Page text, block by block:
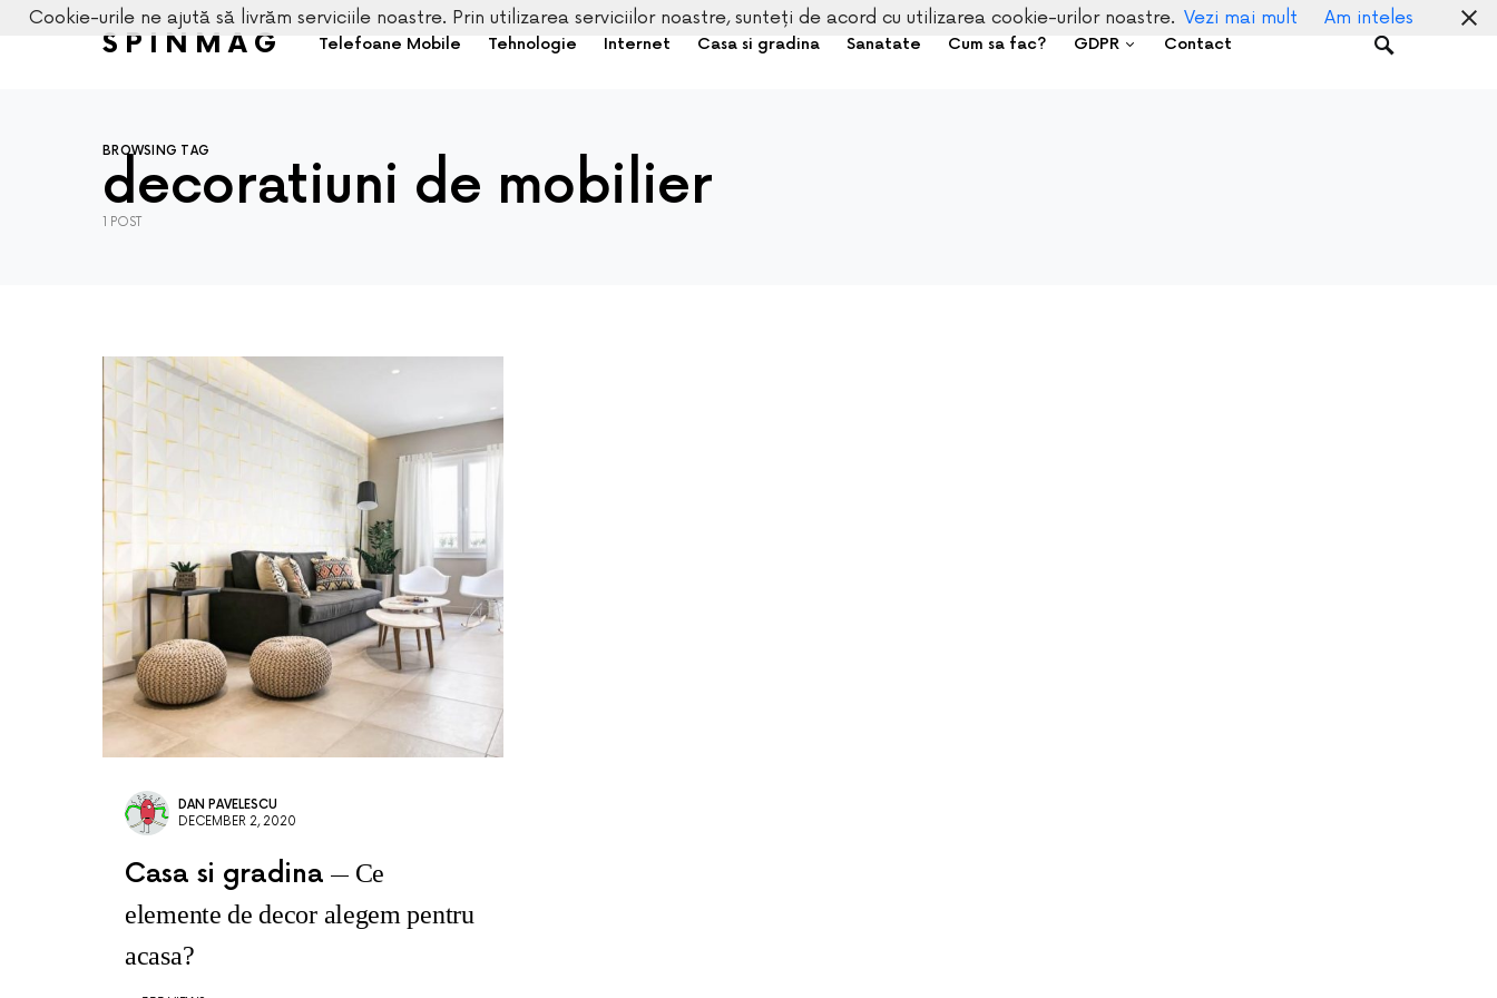
SPINMAG Telefoane Mobile Tehnologie Internet Casa si gradina Sanatate Cum sa fac? GDPR Contact
BROWSING TAG
decoratiuni de mobilier
1 POST
DAN PAVELESCU
DECEMBER 2, 2020
Casa si gradina
Ce
elemente de decor alegem pentru
acasa?
Cookie-urile ne ajută să livrăm serviciile noastre. Prin utilizarea serviciilor noastre, sunteți de acord cu utilizarea cookie-urilor noastre. Vezi mai mult Am inteles